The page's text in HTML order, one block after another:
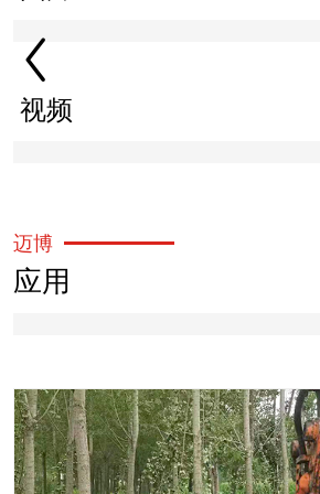
视频
迈博
应用